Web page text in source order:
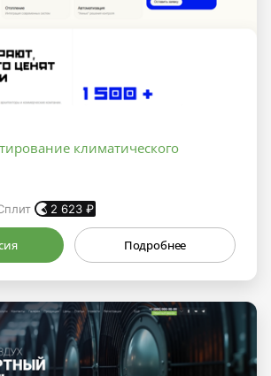
климатического
2 623 ₽
Подробнее